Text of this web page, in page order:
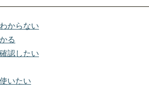
からない
る
認したい
いたい